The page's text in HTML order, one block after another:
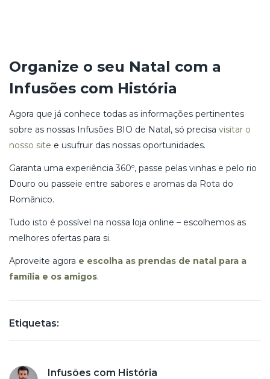
Organize o seu Natal com a
Infusões com História
Agora que já conhece todas as informações pertinentes
sobre as nossas Infusões BIO de Natal, só precisa visitar o
nosso site e usufruir das nossas oportunidades.
Garanta uma experiência 360º, passe pelas vinhas e pelo rio
Douro ou passeie entre sabores e aromas da Rota do
Românico.
Tudo isto é possível na nossa loja online – escolhemos as
melhores ofertas para si.
Aproveite agora e escolha as prendas de natal para a
família e os amigos.
Etiquetas:
Infusões com História